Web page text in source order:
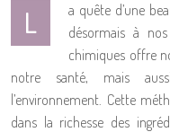
L
a quête d’une
désormais à
chimiques offre
notre santé, mais
l’environnement. Cette
dans la richesse des